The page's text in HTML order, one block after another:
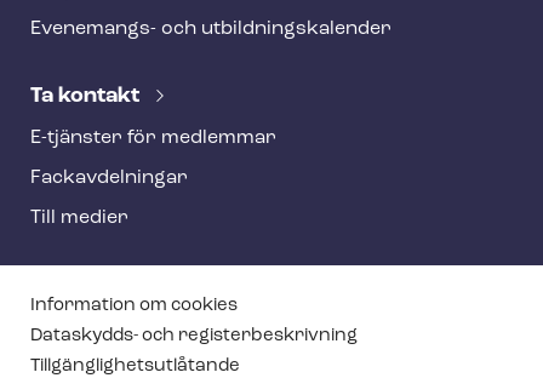
Evenemangs- och ut­bild­nings­ka­len­der
Ta kontakt
E-tjänster för medlemmar
Fackav­del­ning­ar
Till medier
T
e
Information om cookies
Dataskydds- och re­gis­ter­be­skriv­ning
Till­gäng­lig­hets­ut­lå­tan­de